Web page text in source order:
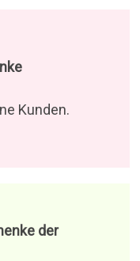
Kunden.
der